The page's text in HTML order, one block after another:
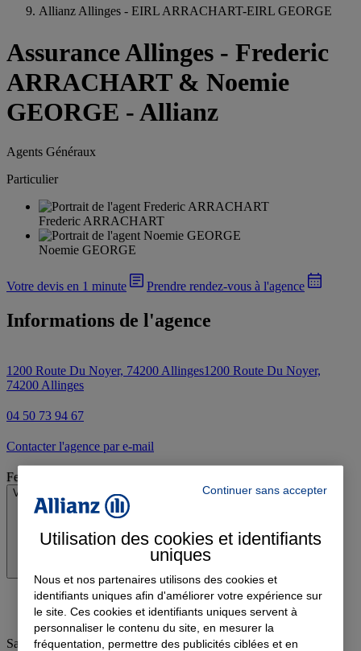
Allianz Allinges - EIRL ARRACHART-EIRL GEORGE
Assurance Allinges - Frederic
ARRACHART & Noemie
GEORGE - Allianz
Agents Généraux
Particulier
Frederic ARRACHART
Noemie GEORGE
Votre devis en 1 minute Prendre rendez-vous à l'agence
Informations de l'agence
1200 Route Du Noyer, 74200 Allinges1200 Route Du Noyer,
74200 Allinges
04 50 73 94 67
Contacter l'agence par e-mail
Fermé
Voir les horaires
Samedi: 09:00-12:00
Continuer sans accepter
Utilisation des cookies et identifiants
uniques
Nous et nos partenaires utilisons des cookies et
identifiants uniques afin d'améliorer votre expérience sur
le site. Ces cookies et identifiants uniques servent à
personnaliser le contenu du site, en mesurer la
fréquentation, permettre des publicités ciblées et en